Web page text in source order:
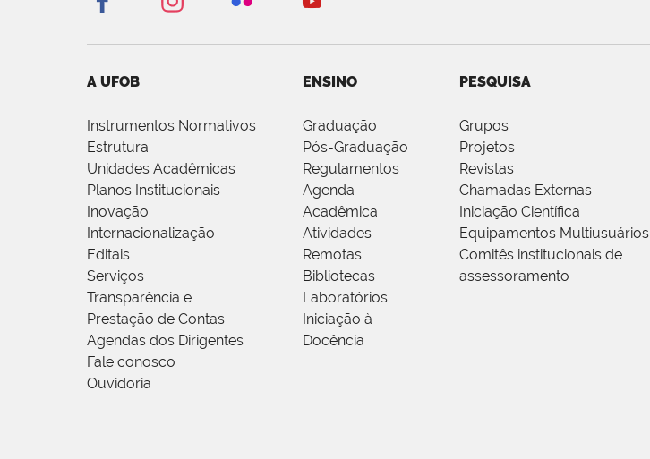
A UFOB
Instrumentos Normativos
Estrutura
Unidades Acadêmicas
Planos Institucionais
Inovação
Internacionalização
Editais
Serviços
Transparência e
Prestação de Contas
Agendas dos Dirigentes
Fale conosco
Ouvidoria
ENSINO
Graduação
Pós-Graduação
Regulamentos
Agenda
Acadêmica
Atividades
Remotas
Bibliotecas
Laboratórios
Iniciação à
Docência
PESQUISA
Grupos
Projetos
Revistas
Chamadas Externas
Iniciação Científica
Equipamentos Multiusuários
Comitês institucionais de
assessoramento